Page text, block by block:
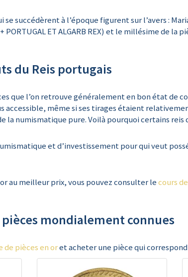
succédèrent à l’époque figurent sur l’avers :
ET ALGARB REX) et le millésime de la
du Reis portugais
que l’on retrouve généralement en bon état de
accessible, même si ses tirages étaient
la numismatique pure. Voilà pourquoi certains
et d’investissement pour qui veut
au meilleur prix, vous pouvez consulter lecours
pièces mondialement connues
de pièces en oret acheter une pièce qui